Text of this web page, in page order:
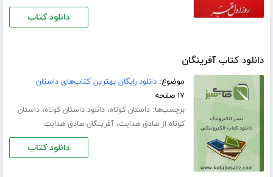
دانلود کتاب
دانلود کتاب آفرینگان
موضوع:دانلود رایگان بهترین کتاب‌های داستان
۱۷ صفحه
برچسب‌ها:داستان کوتاه،دانلود داستان کوتاه،داستان
کوتاه از صادق هدایت،آفرینگان صادق هدایت
دانلود کتاب